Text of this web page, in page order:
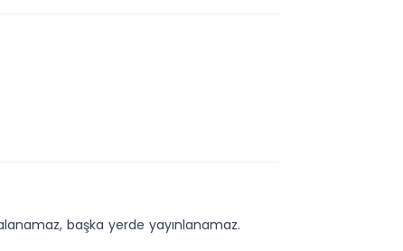
başka yerde yayınlanamaz.